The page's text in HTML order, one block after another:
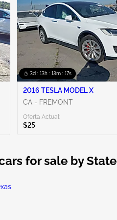
3d : 13h : 13m : 16s
2016 TESLA MODEL X
CA - FREMONT
Oferta Actual:
$25
for sale by State